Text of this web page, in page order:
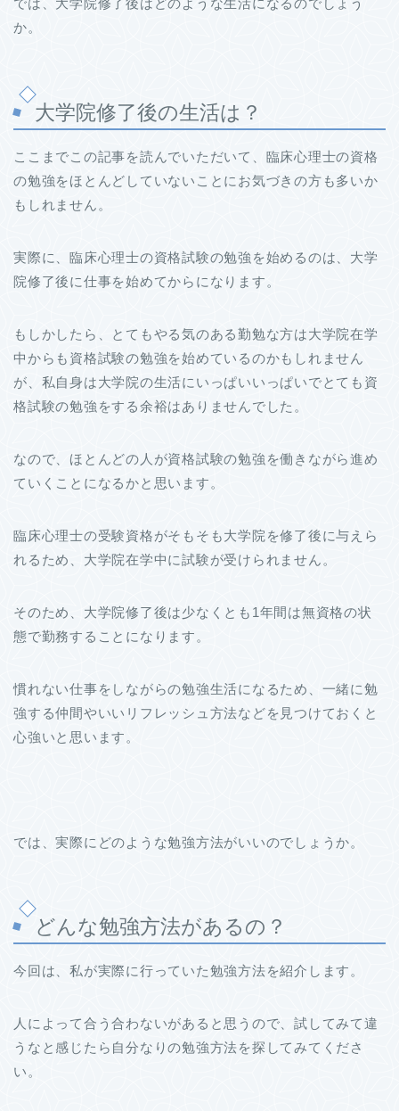
では、大学院修了後はどのような生活になるのでしょう
か。
大学院修了後の生活は？
ここまでこの記事を読んでいただいて、臨床心理士の資格
の勉強をほとんどしていないことにお気づきの方も多いか
もしれません。
実際に、臨床心理士の資格試験の勉強を始めるのは、大学
院修了後に仕事を始めてからになります。
もしかしたら、とてもやる気のある勤勉な方は大学院在学
中からも資格試験の勉強を始めているのかもしれません
が、私自身は大学院の生活にいっぱいいっぱいでとても資
格試験の勉強をする余裕はありませんでした。
なので、ほとんどの人が資格試験の勉強を働きながら進め
ていくことになるかと思います。
臨床心理士の受験資格がそもそも大学院を修了後に与えら
れるため、大学院在学中に試験が受けられません。
そのため、大学院修了後は少なくとも1年間は無資格の状
態で勤務することになります。
慣れない仕事をしながらの勉強生活になるため、一緒に勉
強する仲間やいいリフレッシュ方法などを見つけておくと
心強いと思います。
では、実際にどのような勉強方法がいいのでしょうか。
どんな勉強方法があるの？
今回は、私が実際に行っていた勉強方法を紹介します。
人によって合う合わないがあると思うので、試してみて違
うなと感じたら自分なりの勉強方法を探してみてくださ
い。